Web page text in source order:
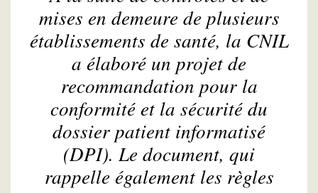
mises en demeure de plusieurs
établissements de santé, la CNIL
a élaboré un projet de
recommandation pour la
conformité et la sécurité du
dossier patient informatisé
(DPI). Le document, qui
rappelle également les règles